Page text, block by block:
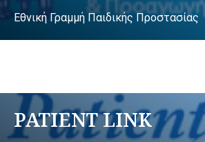
Εθνική Γραμμή Παιδικής Προστασίας
PATIENT LINK